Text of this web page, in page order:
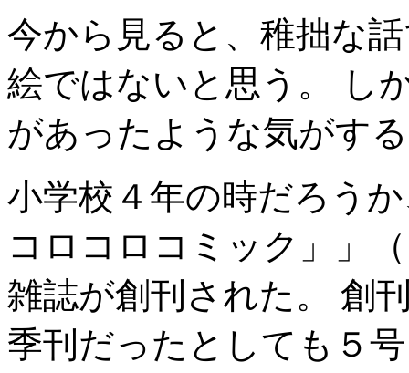
今から見ると、稚拙な
絵ではないと思う。 し
があったような気がす
小学校４年の時だろう
コロコロコミック」」
雑誌が創刊された。 創
季刊だったとしても５